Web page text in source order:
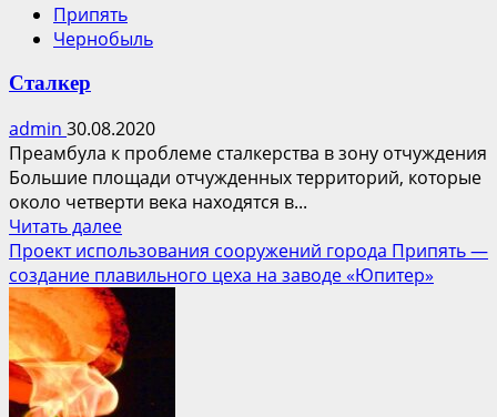
Припять
Чернобыль
Сталкер
admin 30.08.2020
Преамбула к проблеме сталкерства в зону отчуждения
Большие площади отчужденных территорий, которые
около четверти века находятся в...
Читать далееПрочитать
больше
о
Сталкер
Проект использования сооружений города Припять —
создание плавильного цеха на заводе «Юпитер»